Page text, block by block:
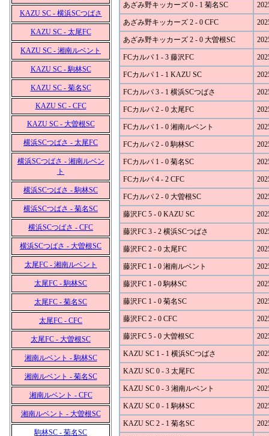
KAZU SC - 横浜SCつばさ
KAZU SC - 太尾FC
KAZU SC - 湘南ルベント
KAZU SC - 駒林SC
KAZU SC - 菊名SC
KAZU SC - CFC
KAZU SC - 大曽根SC
横浜SCつばさ - 太尾FC
横浜SCつばさ - 湘南ルベン
ト
横浜SCつばさ - 駒林SC
横浜SCつばさ - 菊名SC
横浜SCつばさ - CFC
横浜SCつばさ - 大曽根SC
太尾FC - 湘南ルベント
太尾FC - 駒林SC
太尾FC - 菊名SC
太尾FC - CFC
太尾FC - 大曽根SC
湘南ルベント - 駒林SC
湘南ルベント - 菊名SC
湘南ルベント - CFC
湘南ルベント - 大曽根SC
駒林SC - 菊名SC
あざみ野キッカーズ 0 - 1 菊名SC
あざみ野キッカーズ 2 - 0 CFC
あざみ野キッカーズ 2 - 0 大曽根SC
FCカルパ 1 - 3 藤沢FC
FCカルパ 1 - 1 KAZU SC
FCカルパ 3 - 1 横浜SCつばさ
FCカルパ 2 - 0 太尾FC
FCカルパ 1 - 0 湘南ルベント
FCカルパ 2 - 0 駒林SC
FCカルパ 1 - 0 菊名SC
FCカルパ 4 - 2 CFC
FCカルパ 2 - 0 大曽根SC
藤沢FC 5 - 0 KAZU SC
藤沢FC 3 - 2 横浜SCつばさ
藤沢FC 2 - 0 太尾FC
藤沢FC 1 - 0 湘南ルベント
藤沢FC 1 - 0 駒林SC
藤沢FC 1 - 0 菊名SC
藤沢FC 2 - 0 CFC
藤沢FC 5 - 0 大曽根SC
KAZU SC 1 - 1 横浜SCつばさ
KAZU SC 0 - 3 太尾FC
KAZU SC 0 - 3 湘南ルベント
KAZU SC 0 - 1 駒林SC
KAZU SC 2 - 1 菊名SC